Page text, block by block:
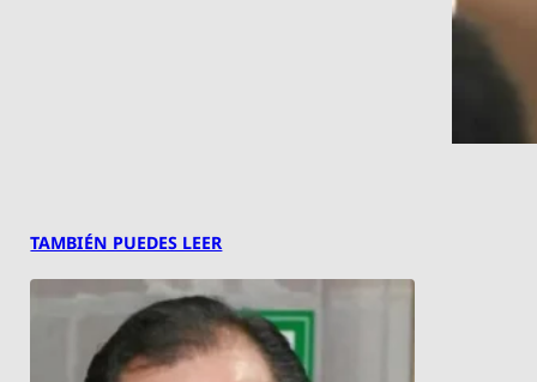
TAMBIÉN PUEDES LEER